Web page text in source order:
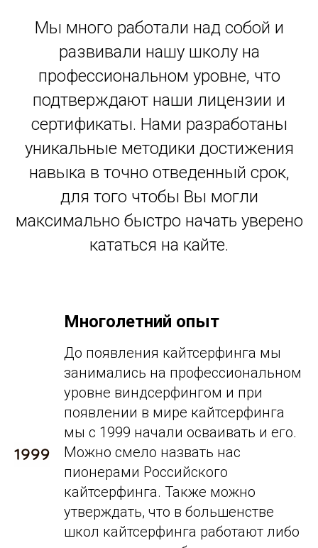
Мы много работали над собой и
развивали нашу школу на
профессиональном уровне, что
подтверждают наши лицензии и
сертификаты. Нами разработаны
уникальные методики достижения
навыка в точно отведенный срок,
для того чтобы Вы могли
максимально быстро начать уверено
кататься на кайте.
Многолетний опыт
До появления кайтсерфинга мы
занимались на профессиональном
уровне виндсерфингом и при
появлении в мире кайтсерфинга
мы с 1999 начали осваивать и его.
Можно смело назвать нас
пионерами Российского
кайтсерфинга. Также можно
утверждать, что в большенстве
школ кайтсерфинга работают либо